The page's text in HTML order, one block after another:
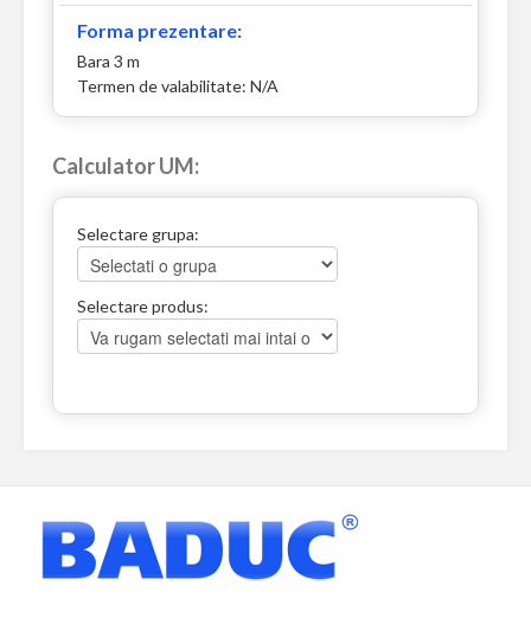
Forma prezentare:
Bara 3 m
Termen de valabilitate: N/A
Calculator UM:
Selectare grupa:
Selectare produs: